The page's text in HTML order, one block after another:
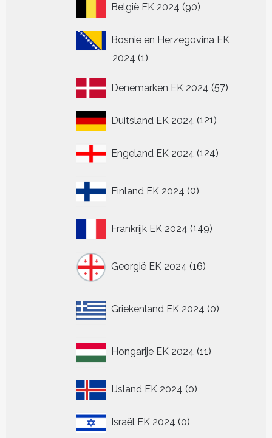
België EK 2024 9090
Bosnië en Herzegovina EK
2024 11
Denemarken EK 2024 5757
Duitsland EK 2024 121121
Engeland EK 2024 124124
Finland EK 2024 0
producten
Frankrijk EK 2024 149149
Georgië EK 2024 16
producten
Griekenland EK 2024 0
producten
Hongarije EK 2024 11
producten
IJsland EK 2024 00
Israël EK 2024 00